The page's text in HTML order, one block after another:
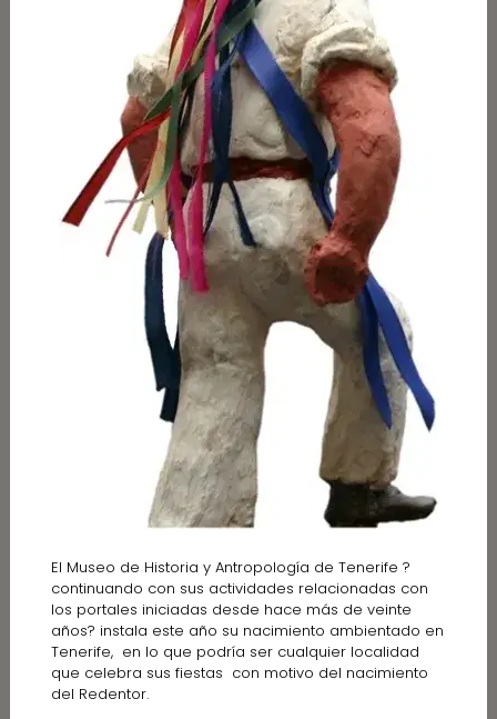
El Museo de Historia y Antropología de Tenerife ?
continuando con sus actividades relacionadas con
los portales iniciadas desde hace más de veinte
años? instala este año su nacimiento ambientado en
Tenerife, en lo que podría ser cualquier localidad
que celebra sus fiestas con motivo del nacimiento
del Redentor.